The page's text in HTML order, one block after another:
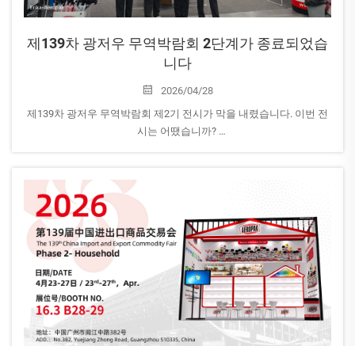
제139차 광저우 무역박람회 2단계가 종료되었습
니다
2026/04/28
제139차 광저우 무역박람회 제2기 전시가 막을 내렸습니다. 이번 전
시는 어땠습니까?